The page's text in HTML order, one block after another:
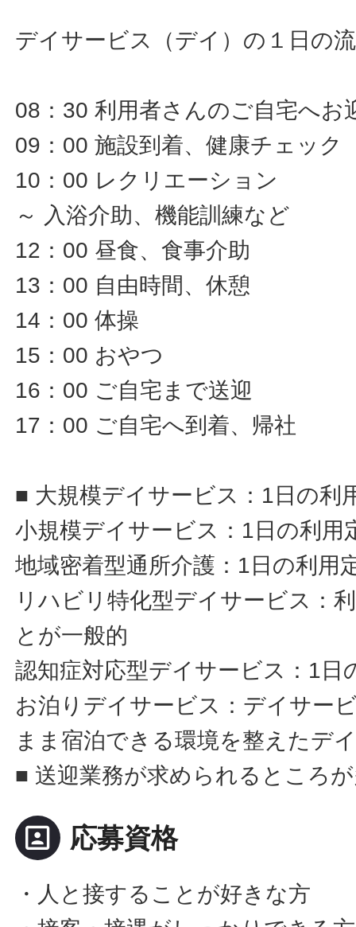
デイサービス（デイ）の１日の
08：30 利用者さんのご自宅へお
09：00 施設到着、健康チェック
10：00 レクリエーション
～ 入浴介助、機能訓練など
12：00 昼食、食事介助
13：00 自由時間、休憩
14：00 体操
15：00 おやつ
16：00 ご自宅まで送迎
17：00 ご自宅へ到着、帰社
■ 大規模デイサービス：1日の利
小規模デイサービス：1日の利用
地域密着型通所介護：1日の利用
リハビリ特化型デイサービス：
とが一般的
認知症対応型デイサービス：1日
お泊りデイサービス：デイサー
まま宿泊できる環境を整えたデ
■ 送迎業務が求められるところ
portrait 応募資格
・人と接することが好きな方